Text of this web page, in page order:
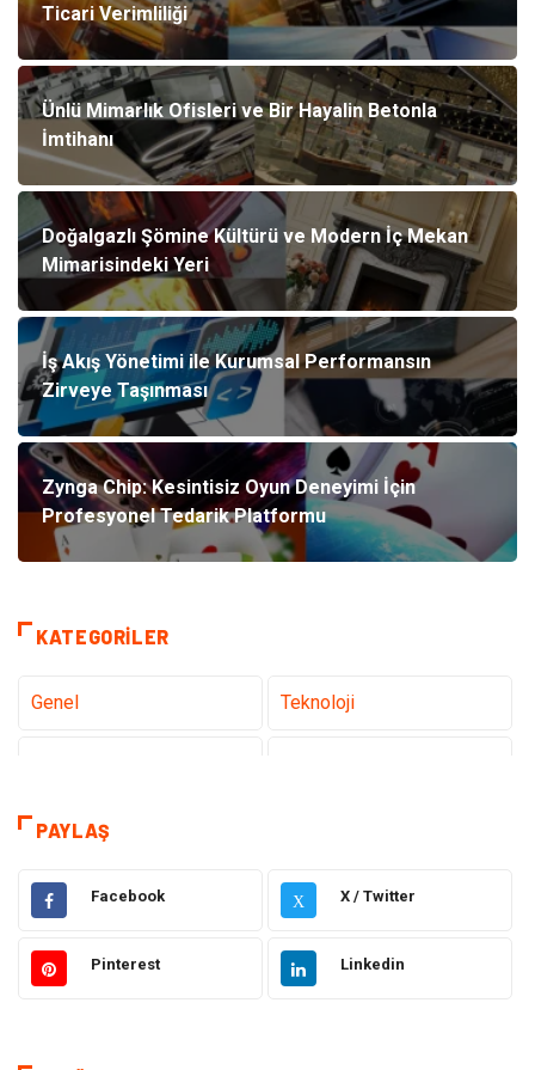
Ticari Verimliliği
Ünlü Mimarlık Ofisleri ve Bir Hayalin Betonla
İmtihanı
Doğalgazlı Şömine Kültürü ve Modern İç Mekan
Mimarisindeki Yeri
İş Akış Yönetimi ile Kurumsal Performansın
Zirveye Taşınması
Zynga Chip: Kesintisiz Oyun Deneyimi İçin
Profesyonel Tedarik Platformu
KATEGORILER
Genel Teknoloji
Eğitim & Kariyer
Giyim Elektrik & Elektronik
Gıda Hukuk
PAYLAŞ
Facebook X X / Twitter
Pinterest Linkedin